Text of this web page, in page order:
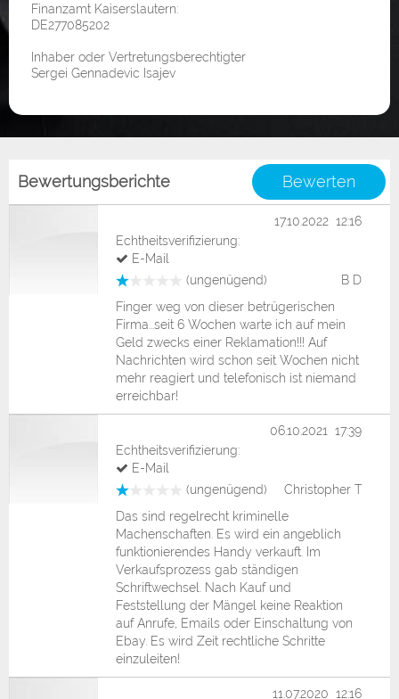
Finanzamt Kaiserslautern:
DE277085202
Inhaber oder Vertretungsberechtigter
Sergei Gennadevic Isajev
Bewertungsberichte Bewerten
(ungenügend) B D
17.10.2022 12:16
Echtheitsverifizierung:
E-Mail
Finger weg von dieser betrügerischen
Firma...seit 6 Wochen warte ich auf mein
Geld zwecks einer Reklamation!!! Auf
Nachrichten wird schon seit Wochen nicht
mehr reagiert und telefonisch ist niemand
erreichbar!
(ungenügend) Christopher T
06.10.2021 17:39
Echtheitsverifizierung:
E-Mail
Das sind regelrecht kriminelle
Machenschaften. Es wird ein angeblich
funktionierendes Handy verkauft. Im
Verkaufsprozess gab ständigen
Schriftwechsel. Nach Kauf und
Feststellung der Mängel keine Reaktion
auf Anrufe, Emails oder Einschaltung von
Ebay. Es wird Zeit rechtliche Schritte
einzuleiten!
11.07.2020 12:16